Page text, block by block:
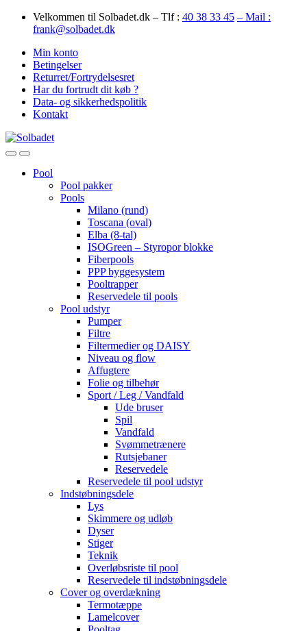
Skip
Skip
Velkommen til Solbadet.dk – Tlf : 40 38 33 45 – Mail :
frank@solbadet.dk
Min konto
Betingelser
Returret/Fortrydelsesret
Har du fortrudt dit køb ?
Data- og sikkerhedspolitik
Kontakt
OpenClose
Pool
Pool pakker
Pools
Milano (rund)
Toscana (oval)
Elba (8-tal)
ISOGreen – Styropor blokke
Fiberpools
PPP byggesystem
Pooltrapper
Reservedele til pools
Pool udstyr
Pumper
Filtre
Filtermedier og DAISY
Niveau og flow
Affugtere
Folie og tilbehør
Sport / Leg / Vandfald
Ude bruser
Spil
Vandfald
Svømmetrænere
Rutsjebaner
Reservedele
Reservedele til pool udstyr
Indstøbningsdele
Lys
Skimmere og udløb
Dyser
Stiger
Teknik
Overløbsriste til pool
Reservedele til indstøbningsdele
Cover og overdækning
Termotæppe
Lamelcover